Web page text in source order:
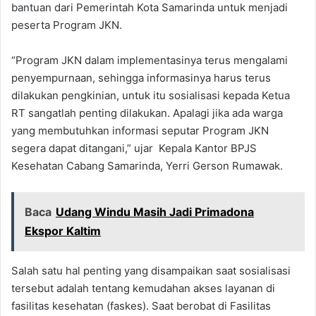
bantuan dari Pemerintah Kota Samarinda untuk menjadi
peserta Program JKN.
“Program JKN dalam implementasinya terus mengalami
penyempurnaan, sehingga informasinya harus terus
dilakukan pengkinian, untuk itu sosialisasi kepada Ketua
RT sangatlah penting dilakukan. Apalagi jika ada warga
yang membutuhkan informasi seputar Program JKN
segera dapat ditangani,” ujar Kepala Kantor BPJS
Kesehatan Cabang Samarinda, Yerri Gerson Rumawak.
Baca Udang Windu Masih Jadi Primadona
Ekspor Kaltim
Salah satu hal penting yang disampaikan saat sosialisasi
tersebut adalah tentang kemudahan akses layanan di
fasilitas kesehatan (faskes). Saat berobat di Fasilitas